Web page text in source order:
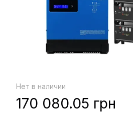
Нет в наличии
170 080.05 грн